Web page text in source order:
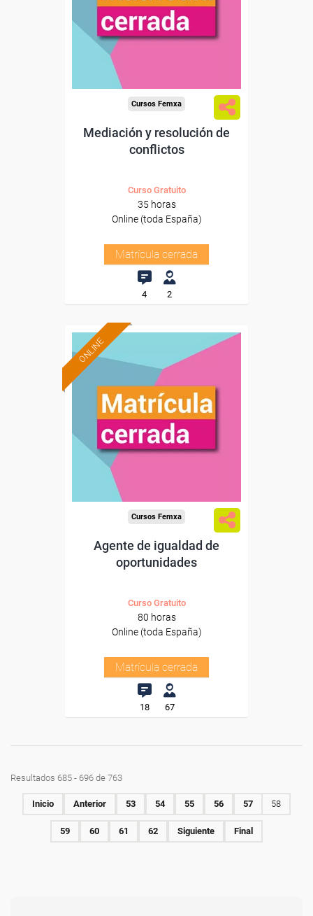
Cursos Femxa
Mediación y resolución de
conflictos
Curso Gratuito
35 horas
Online (toda España)
Matrícula cerrada
4 2
ONLINE
Cursos Femxa
Agente de igualdad de
oportunidades
Curso Gratuito
80 horas
Online (toda España)
Matrícula cerrada
18 67
Resultados 685 - 696 de 763
Inicio Anterior 53 54 55 56 57 58
59 60 61 62 Siguiente Final